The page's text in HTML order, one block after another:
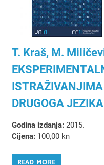
T. Kraš, M.
DRUGOGA JEZIKA
Godina izdanja:2015.
Cijena:100,00 kn
READ MORE